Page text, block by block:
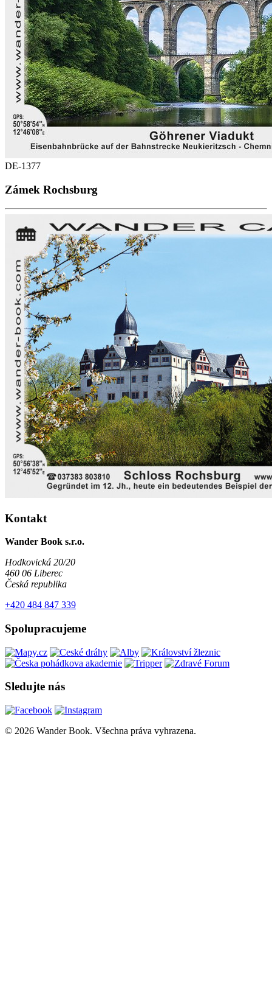
DE-1377
Zámek Rochsburg
Kontakt
Wander Book s.r.o.
Hodkovická 20/20
460 06 Liberec
Česká republika
+420 484 847 339
Spolupracujeme
Sledujte nás
© 2026 Wander Book. Všechna práva vyhrazena.